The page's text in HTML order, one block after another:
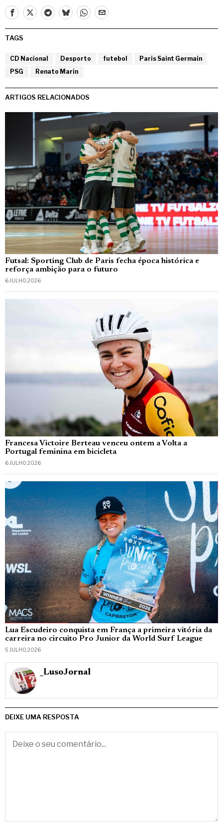
TAGS
CD Nacional Desporto futebol
Paris Saint Germain
PSG
Renato Marin
ARTIGOS RELACIONADOS
Futsal: Sporting Club de Paris fecha época histórica e
reforça ambição para o futuro
6 JULHO, 2026
Francesa Victoire Berteau venceu ontem a Volta a
Portugal feminina em bicicleta
6 JULHO, 2026
Lua Escudeiro conquista em França a primeira vitória da
carreira no circuito Pro Junior da World Surf League
5 JULHO, 2026
_LusoJornal
DEIXE UMA RESPOSTA